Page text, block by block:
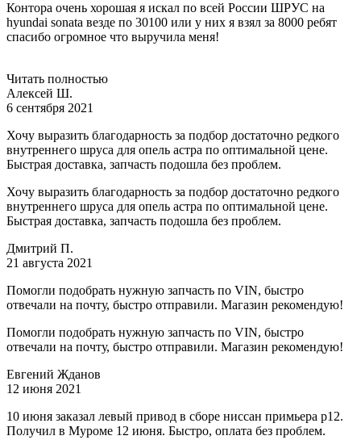
Контора очень хорошая я искал по всей России ШРУС на
hyundai sonata везде по 30100 или у них я взял за 8000 ребят
спасибо огромное что выручила меня!
Читать полностью
Алексей Ш.
6 сентября 2021
Хочу выразить благодарность за подбор достаточно редкого
внутреннего шруса для опель астра по оптимальной цене.
Быстрая доставка, запчасть подошла без проблем.
Хочу выразить благодарность за подбор достаточно редкого
внутреннего шруса для опель астра по оптимальной цене.
Быстрая доставка, запчасть подошла без проблем.
Дмитрий П.
21 августа 2021
Помогли подобрать нужную запчасть по VIN, быстро
отвечали на почту, быстро отправили. Магазин рекомендую!
Помогли подобрать нужную запчасть по VIN, быстро
отвечали на почту, быстро отправили. Магазин рекомендую!
Евгений Жданов
12 июня 2021
10 июня заказал левый привод в сборе ниссан примьера р12.
Получил в Муроме 12 июня. Быстро, оплата без проблем.